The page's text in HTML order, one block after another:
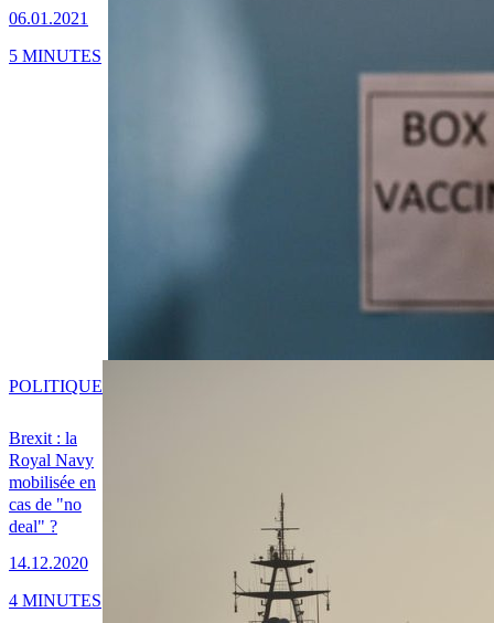
06.01.2021
5 MINUTES
Brexit : la
Royal Navy
mobilisée en
cas de "no
deal" ?
14.12.2020
POLITIQUE
4 MINUTES